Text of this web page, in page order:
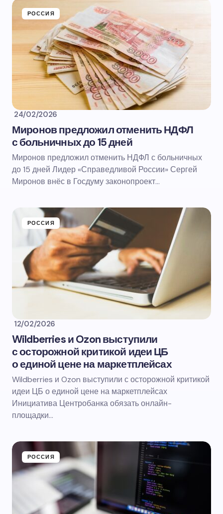
РОССИЯ
24/02/2026
Миронов предложил отменить НДФЛ
с больничных до 15 дней
Миронов предложил отменить НДФЛ с больничных
до 15 дней Лидер «Справедливой России» Сергей
Миронов внёс в Госдуму законопроект…
РОССИЯ
12/02/2026
Wildberries и Ozon выступили
с осторожной критикой идеи ЦБ
о единой цене на маркетплейсах
Wildberries и Ozon выступили с осторожной критикой
идеи ЦБ о единой цене на маркетплейсах
Инициатива Центробанка обязать онлайн-
площадки…
РОССИЯ